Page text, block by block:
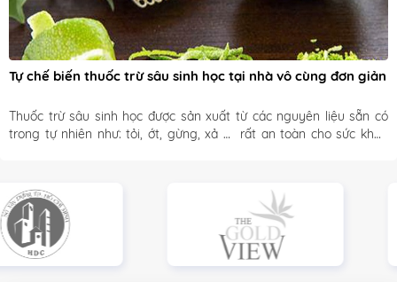
Tự chế biến thuốc trừ sâu sinh học tại nhà vô cùng đơn giản
Thuốc trừ sâu sinh học được sản xuất từ các nguyên liệu sẵn có
trong tự nhiên như: tỏi, ớt, gừng, xả …  rất an toàn cho sức khỏe